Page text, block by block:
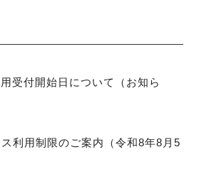
受付開始日について（お知ら
利用制限のご案内（令和8年8月5